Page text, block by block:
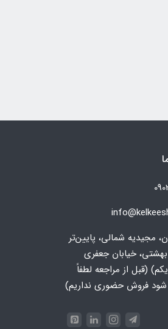
مجیدیه شمالی، پایین‌تر
خیابان جعفری
(قبل از مراجعه لطفاً
فروش حضوری نداریم)